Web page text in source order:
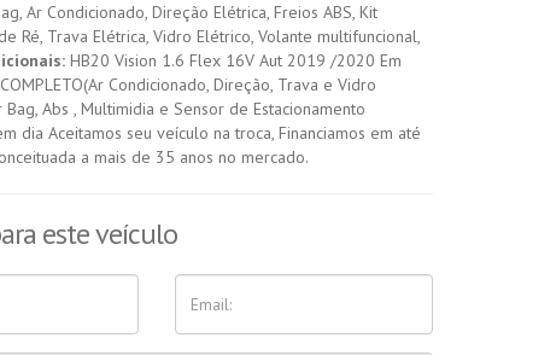
Ar Condicionado, Direção Elétrica, Freios ABS, Kit
Ré, Trava Elétrica, Vidro Elétrico, Volante multifuncional,
HB20 Vision 1.6 Flex 16V Aut 2019 /2020 Em
Condicionado, Direção, Trava e Vidro
Bag, Abs , Multimidia e Sensor de Estacionamento
dia Aceitamos seu veículo na troca, Financiamos em até
a mais de 35 anos no mercado.
este veículo